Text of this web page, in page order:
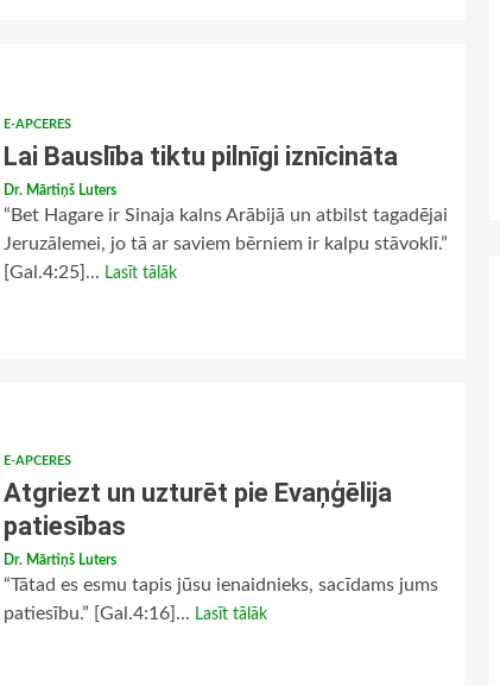
E-APCERES
Lai Bauslība tiktu pilnīgi iznīcināta
Dr. Mārtiņš Luters
“Bet Hagare ir Sinaja kalns Arābijā un atbilst tagadējai
Jeruzālemei, jo tā ar saviem bērniem ir kalpu stāvoklī.”
[Gal.4:25]... Lasīt tālāk
E-APCERES
Atgriezt un uzturēt pie Evaņģēlija
patiesības
Dr. Mārtiņš Luters
“Tātad es esmu tapis jūsu ienaidnieks, sacīdams jums
patiesību.” [Gal.4:16]... Lasīt tālāk